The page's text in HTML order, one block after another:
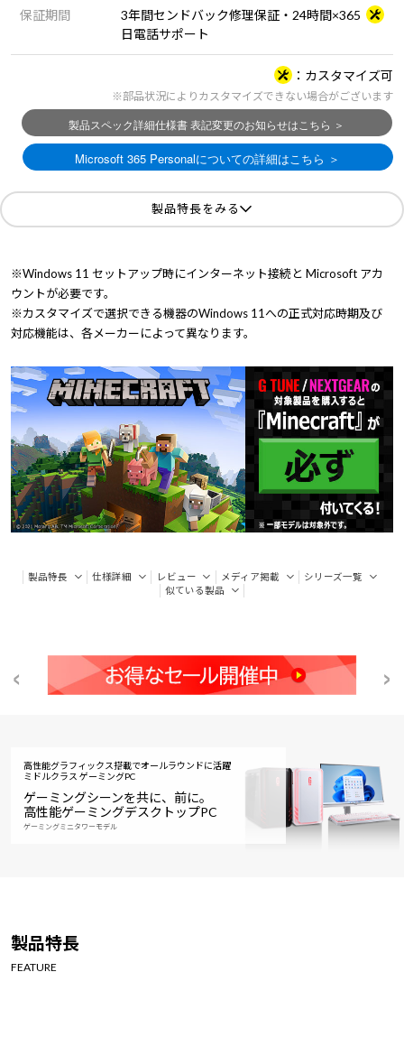
保証期間
3年間センドバック修理保証・24時間×365
日電話サポート
カスタマイズ可
※部品状況によりカスタマイズできない場合がございます
製品特長をみる
※Windows 11 セットアップ時にインターネット接続と Microsoft アカ
ウントが必要です。
※カスタマイズで選択できる機器のWindows 11への正式対応時期及び
対応機能は、各メーカーによって異なります。
製品特長 仕様詳細 レビュー メディア掲載
シリーズ一覧
似ている製品
高性能グラフィックス搭載でオールラウンドに活躍
ミドルクラス ゲーミングPC
ゲーミングシーンを共に、前に。
高性能ゲーミングデスクトップPC
ゲーミングミニタワーモデル
製品特長
FEATURE